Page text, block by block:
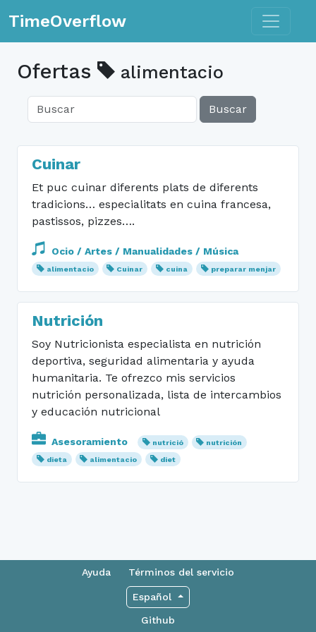
TimeOverflow Toggle
Ofertas alimentacio
Buscar
Cuinar
Et puc cuinar diferents plats de diferents
tradicions… especialitats en cuina francesa,
pastissos, pizzes….
Ocio / Artes / Manualidades / Música
alimentacio Cuinar cuina preparar menjar
Nutrición
Soy Nutricionista especialista en nutrición
deportiva, seguridad alimentaria y ayuda
humanitaria. Te ofrezco mis servicios
nutrición personalizada, lista de intercambios
y educación nutricional
Asesoramiento nutrició
nutrición
dieta
alimentacio diet
Ayuda Términos del servicio
Español
Github